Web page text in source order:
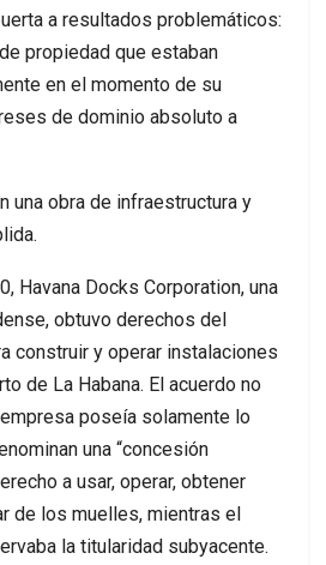
a resultados problemáticos:
propiedad que estaban
en el momento de su
de dominio absoluto a
una obra de infraestructura y
Havana Docks Corporation, una
obtuvo derechos del
construir y operar instalaciones
de La Habana. El acuerdo no
poseía solamente lo
una “concesión
a usar, operar, obtener
de los muelles, mientras el
la titularidad subyacente.